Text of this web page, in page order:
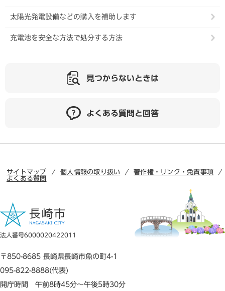
太陽光発電設備などの購入を補助します
充電池を安全な方法で処分する方法
見つからないときは
よくある質問と回答
サイトマップ 個人情報の取り扱い
著作権・リンク・免責事項
よくある質問
法人番号6000020422011
〒850-8685 長崎県長崎市魚の町4-1
095-822-8888(代表)
開庁時間 午前8時45分～午後5時30分